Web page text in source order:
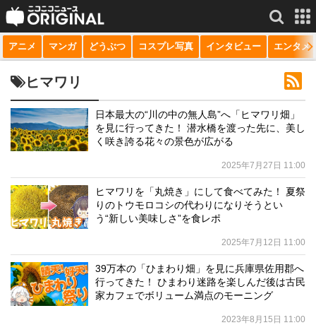
サービス一覧 もっと見る
動画
生放送
チャンネル
マンガ
アニメ マンガ どうぶつ コスプレ写真 インタビュー エンタメ
ヒマワリ
日本最大の“川の中の無人島”へ「ヒマワリ畑」
を見に行ってきた！ 潜水橋を渡った先に、美し
く咲き誇る花々の景色が広がる
2025年7月27日 11:00
ヒマワリを「丸焼き」にして食べてみた！ 夏祭
りのトウモロコシの代わりになりそうとい
う“新しい美味しさ”を食レポ
2025年7月12日 11:00
39万本の「ひまわり畑」を見に兵庫県佐用郡へ
行ってきた！ ひまわり迷路を楽しんだ後は古民
家カフェでボリューム満点のモーニング
2023年8月15日 11:00